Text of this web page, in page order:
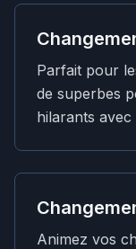
Parfait pour
de superbes
hilarants
Animez vos